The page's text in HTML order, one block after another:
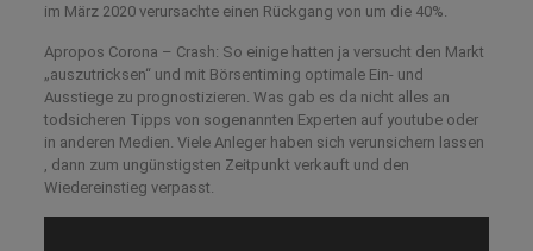
im März 2020 verursachte einen Rückgang von um die 40%.
Apropos Corona – Crash: So einige hatten ja versucht den Markt
„auszutricksen“ und mit Börsentiming optimale Ein- und
Ausstiege zu prognostizieren. Was gab es da nicht alles an
todsicheren Tipps von sogenannten Experten auf youtube oder
in anderen Medien. Viele Anleger haben sich verunsichern lassen
, dann zum ungünstigsten Zeitpunkt verkauft und den
Wiedereinstieg verpasst.